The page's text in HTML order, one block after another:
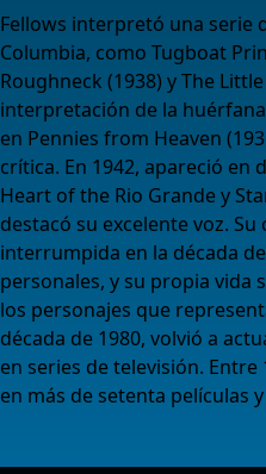
Fellows interpretó una serie
Columbia, como Tugboat
Roughneck (1938) y The
interpretación de la
en Pennies from Heaven
crítica. En 1942, apareció en
Heart of the Rio Grande y
destacó su excelente voz.
interrumpida en la década
personales, y su propia vida
los personajes que
década de 1980, volvió a
en series de televisión. Entre
en más de setenta películas